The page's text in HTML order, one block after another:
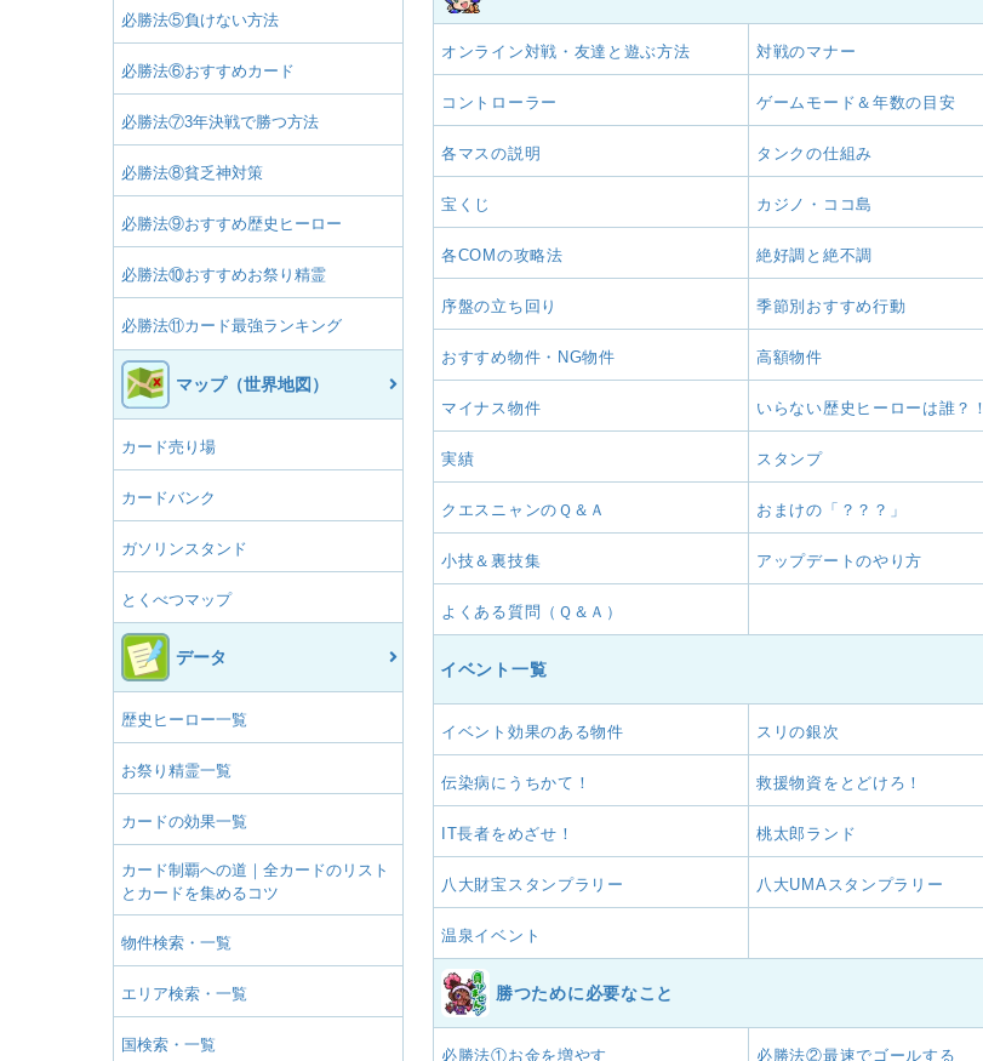
必勝法⑤負けない方法
必勝法⑥おすすめカード
必勝法⑦3年決戦で勝つ方法
必勝法⑧貧乏神対策
必勝法⑨おすすめ歴史ヒーロー
必勝法⑩おすすめお祭り精霊
必勝法⑪カード最強ランキング
マップ（世界地図）
カード売り場
カードバンク
ガソリンスタンド
とくべつマップ
データ
歴史ヒーロー一覧
お祭り精霊一覧
カードの効果一覧
カード制覇への道｜全カードのリスト
とカードを集めるコツ
物件検索・一覧
エリア検索・一覧
国検索・一覧
オンライン対戦・友達と遊ぶ方法 対戦のマナー
コントローラー ゲームモード＆年数の目安
各マスの説明 タンクの仕組み
宝くじ カジノ・ココ島
各COMの攻略法 絶好調と絶不調
序盤の立ち回り 季節別おすすめ行動
おすすめ物件・NG物件 高額物件
マイナス物件 いらない歴史ヒーローは誰？！
実績 スタンプ
クエスニャンのＱ＆Ａ おまけの「？？？」
小技＆裏技集 アップデートのやり方
よくある質問（Ｑ＆Ａ）
イベント一覧
イベント効果のある物件 スリの銀次
伝染病にうちかて！ 救援物資をとどけろ！
IT長者をめざせ！ 桃太郎ランド
八大財宝スタンプラリー 八大UMAスタンプラリー
温泉イベント
勝つために必要なこと
必勝法①お金を増やす 必勝法②最速でゴールする